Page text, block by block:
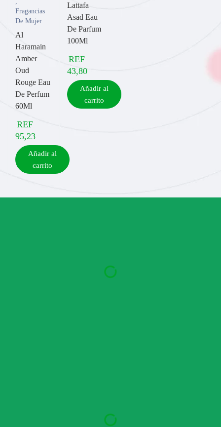
Fragancias
De Mujer
Al
Haramain
Amber
Oud
Rouge Eau
De Perfum
60Ml
REF
95,23
Añadir al
carrito
Lattafa
Asad Eau
De Parfum
100Ml
REF
43,80
Añadir al
carrito